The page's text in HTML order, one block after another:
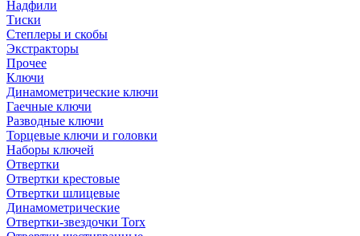
Надфили
Тиски
Степлеры и скобы
Экстракторы
Прочее
Ключи
Динамометрические ключи
Гаечные ключи
Разводные ключи
Торцевые ключи и головки
Наборы ключей
Отвертки
Отвертки крестовые
Отвертки шлицевые
Динамометрические
Отвертки-звездочки Torx